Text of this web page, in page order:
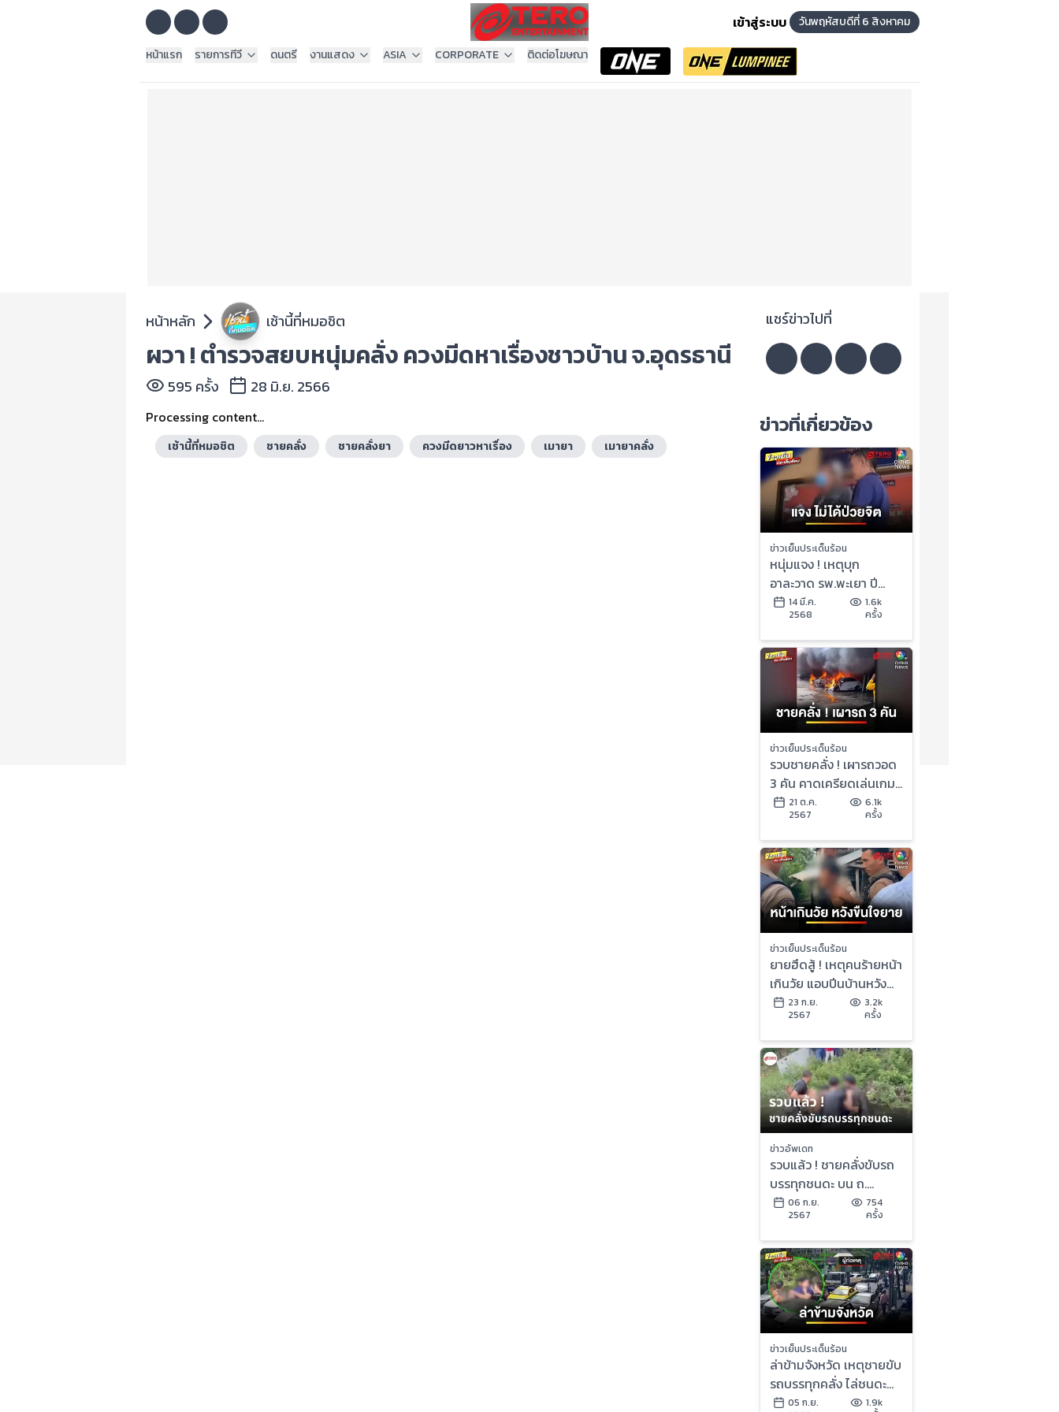
เข้าสู่ระบบ
วันพฤหัสบดีที่ 6 สิงหาคม
หน้าแรก
รายการทีวี ดนตรี งานแสดง ASIA CORPORATE ติดต่อโฆษณา
หน้าหลัก เช้านี้ที่หมอชิต
ผวา ! ตำรวจสยบหนุ่มคลั่ง ควงมีดหาเรื่องชาวบ้าน จ.อุดรธานี
595 ครั้ง 28 มิ.ย. 2566
Processing content...
เช้านี้ที่หมอชิต ชายคลั่ง ชายคลั่งยา ควงมีดยาวหาเรื่อง เมายา เมายาคลั่ง
แชร์ข่าวไปที่
ข่าวที่เกี่ยวข้อง
ข่าวเย็นประเด็นร้อน
หนุ่มแจง ! เหตุบุก
อาละวาด รพ.พะเยา ปี
2564 ปัดป่วยจิตเวช | ข่าว
เย็นประเด็นร้อน
14 มี.ค.
2568
1.6k
ครั้ง
ข่าวเย็นประเด็นร้อน
รวบชายคลั่ง ! เผารถวอด
3 คัน คาดเครียดเล่นเกม
แพ้-ว่างงาน | ข่าวเย็น
ประเด็นร้อน
21 ต.ค.
2567
6.1k
ครั้ง
ข่าวเย็นประเด็นร้อน
ยายฮึดสู้ ! เหตุคนร้ายหน้า
เกินวัย แอบปีนบ้านหวัง
ขืนใจ | ข่าวเย็นประเด็น
ร้อน
23 ก.ย.
2567
3.2k
ครั้ง
ข่าวอัพเดท
รวบแล้ว ! ชายคลั่งขับรถ
บรรทุกชนดะ บน ถ.
พระราม 4
06 ก.ย.
2567
754
ครั้ง
ข่าวเย็นประเด็นร้อน
ล่าข้ามจังหวัด เหตุชายขับ
รถบรรทุกคลั่ง ไล่ชนดะ
เสียชีวิต 1 คน | ข่าวเย็น
05 ก.ย.
1.9k